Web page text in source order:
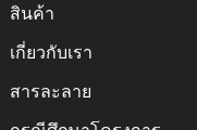
สินค้า
เกี่ยวกับเรา
สารละลาย